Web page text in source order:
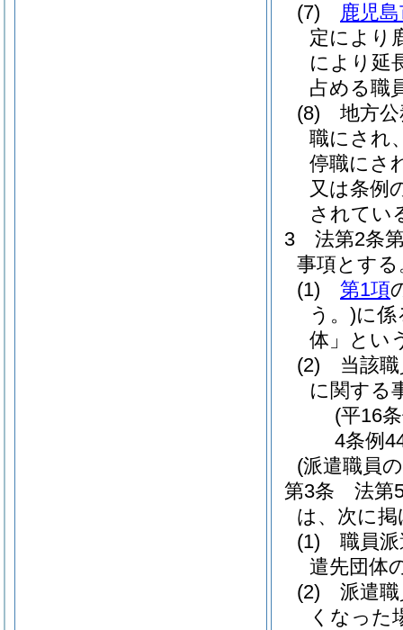
(7)
鹿児
定により
により延
占める職
(8)
地方
職にされ
停職にさ
又は条例
されてい
3
法第2条
事項とする
(1)
第1項
う。)に係
体」とい
(2)
当該
に関する
(平16
4条例
(派遣職員
第3条
法第
は、次に
(1)
職員
遣先団体
(2)
派遣
くなった